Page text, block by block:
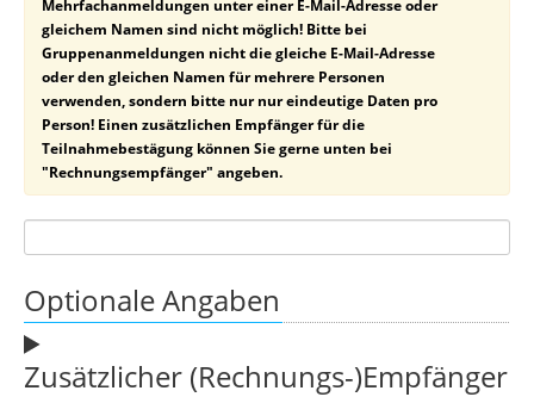
Mehrfachanmeldungen unter einer E-Mail-Adresse oder
gleichem Namen sind nicht möglich! Bitte bei
Gruppenanmeldungen nicht die gleiche E-Mail-Adresse
oder den gleichen Namen für mehrere Personen
verwenden, sondern bitte nur nur eindeutige Daten pro
Person! Einen zusätzlichen Empfänger für die
Teilnahmebestägung können Sie gerne unten bei
"Rechnungsempfänger" angeben.
Optionale Angaben
Zusätzlicher (Rechnungs-)Empfänger